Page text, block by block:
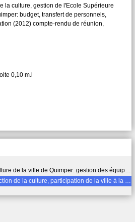
de spectacles, conservatoire de musique, musée des beaux arts, services et politique du secteur socio-culturel, manifestations culturelles, soutien financier aux associations culturelles, mise en œuvre du contrat de ville.
de la ville à la gestion de l'Ecole Supérieure Européennes d'Arts de Bretagne, site de Quimper
la culture, gestion de l'Ecole Supérieure
budget, transfert de personnels,
(2012) compte-rendu de réunion,
0,10 m.l